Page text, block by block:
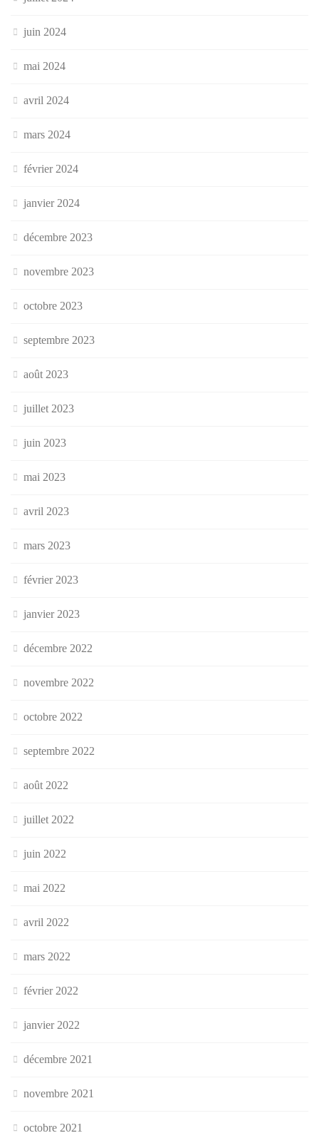
juin 2024
mai 2024
avril 2024
mars 2024
février 2024
janvier 2024
décembre 2023
novembre 2023
octobre 2023
septembre 2023
août 2023
juillet 2023
juin 2023
mai 2023
avril 2023
mars 2023
février 2023
janvier 2023
décembre 2022
novembre 2022
octobre 2022
septembre 2022
août 2022
juillet 2022
juin 2022
mai 2022
avril 2022
mars 2022
février 2022
janvier 2022
décembre 2021
novembre 2021
octobre 2021